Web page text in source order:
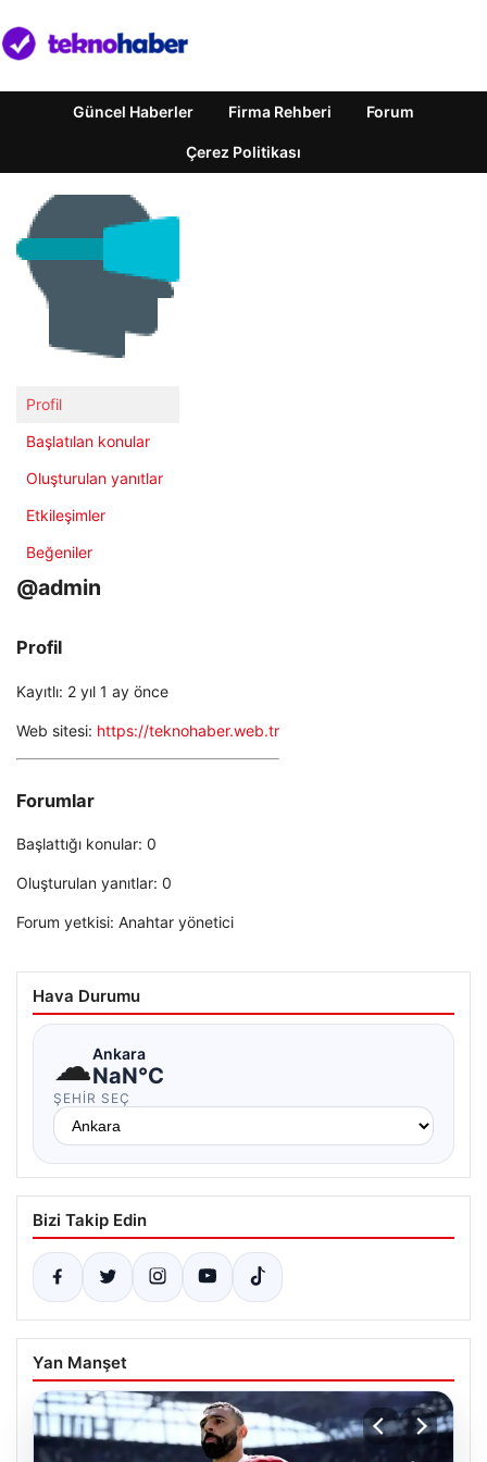
Güncel Haberler Firma Rehberi Forum
Çerez Politikası
Profil
Başlatılan konular
Oluşturulan yanıtlar
Etkileşimler
Beğeniler
@admin
Profil
Kayıtlı: 2 yıl 1 ay önce
Web sitesi: https://teknohaber.web.tr
Forumlar
Başlattığı konular: 0
Oluşturulan yanıtlar: 0
Forum yetkisi: Anahtar yönetici
Hava Durumu
☁Ankara
NaN°C
ŞEHIR SEÇ
Bizi Takip Edin
Yan Manşet